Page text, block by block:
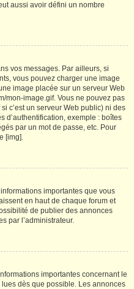
aussi avoir défini un nombre
vos messages. Par ailleurs, si
vous pouvez charger une image
image placée sur un serveur Web
mon-image.gif. Vous ne pouvez pas
c’est un serveur Web public) ni des
d’authentification, exemple : boîtes
par un mot de passe, etc. Pour
[img].
importantes que vous
en haut de chaque forum et
de publier des annonces
par l’administrateur.
importantes concernant le
dès que possible. Les annonces